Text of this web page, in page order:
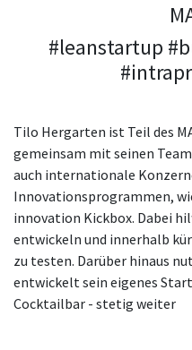
#leanstartup
Tilo Hergarten ist Teil des
gemeinsam mit seinen
auch internationale
Innovationsprogrammen,
innovation Kickbox. Dabei
entwickeln und innerhalb
zu testen. Darüber hinaus
entwickelt sein eigenes
Cocktailbar - stetig weiter